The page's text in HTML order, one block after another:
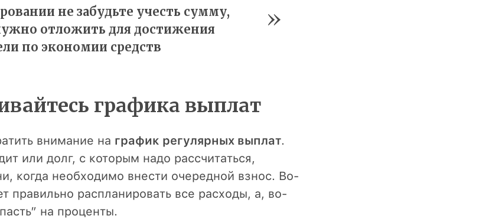
не забудьте учесть сумму,
отложить для достижения
по экономии средств
графика выплат
внимание на график регулярных выплат.
или долг, с которым надо рассчитаться,
когда необходимо внести очередной взнос. Во-
правильно распланировать все расходы, а, во-
на проценты.